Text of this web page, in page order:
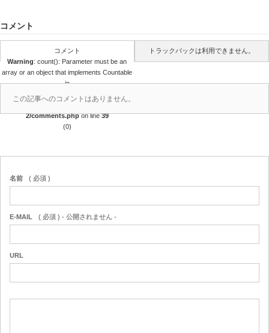
コメント
コメント
Warning: count(): Parameter must be an
array or an object that implements Countable
in
/home/r4688280/public_html/takedataro.c
2/comments.phpon line39
(0)
トラックバックは利用できません。
この記事へのコメントはありません。
名前 ( 必須 )
E-MAIL ( 必須 ) - 公開されません -
URL